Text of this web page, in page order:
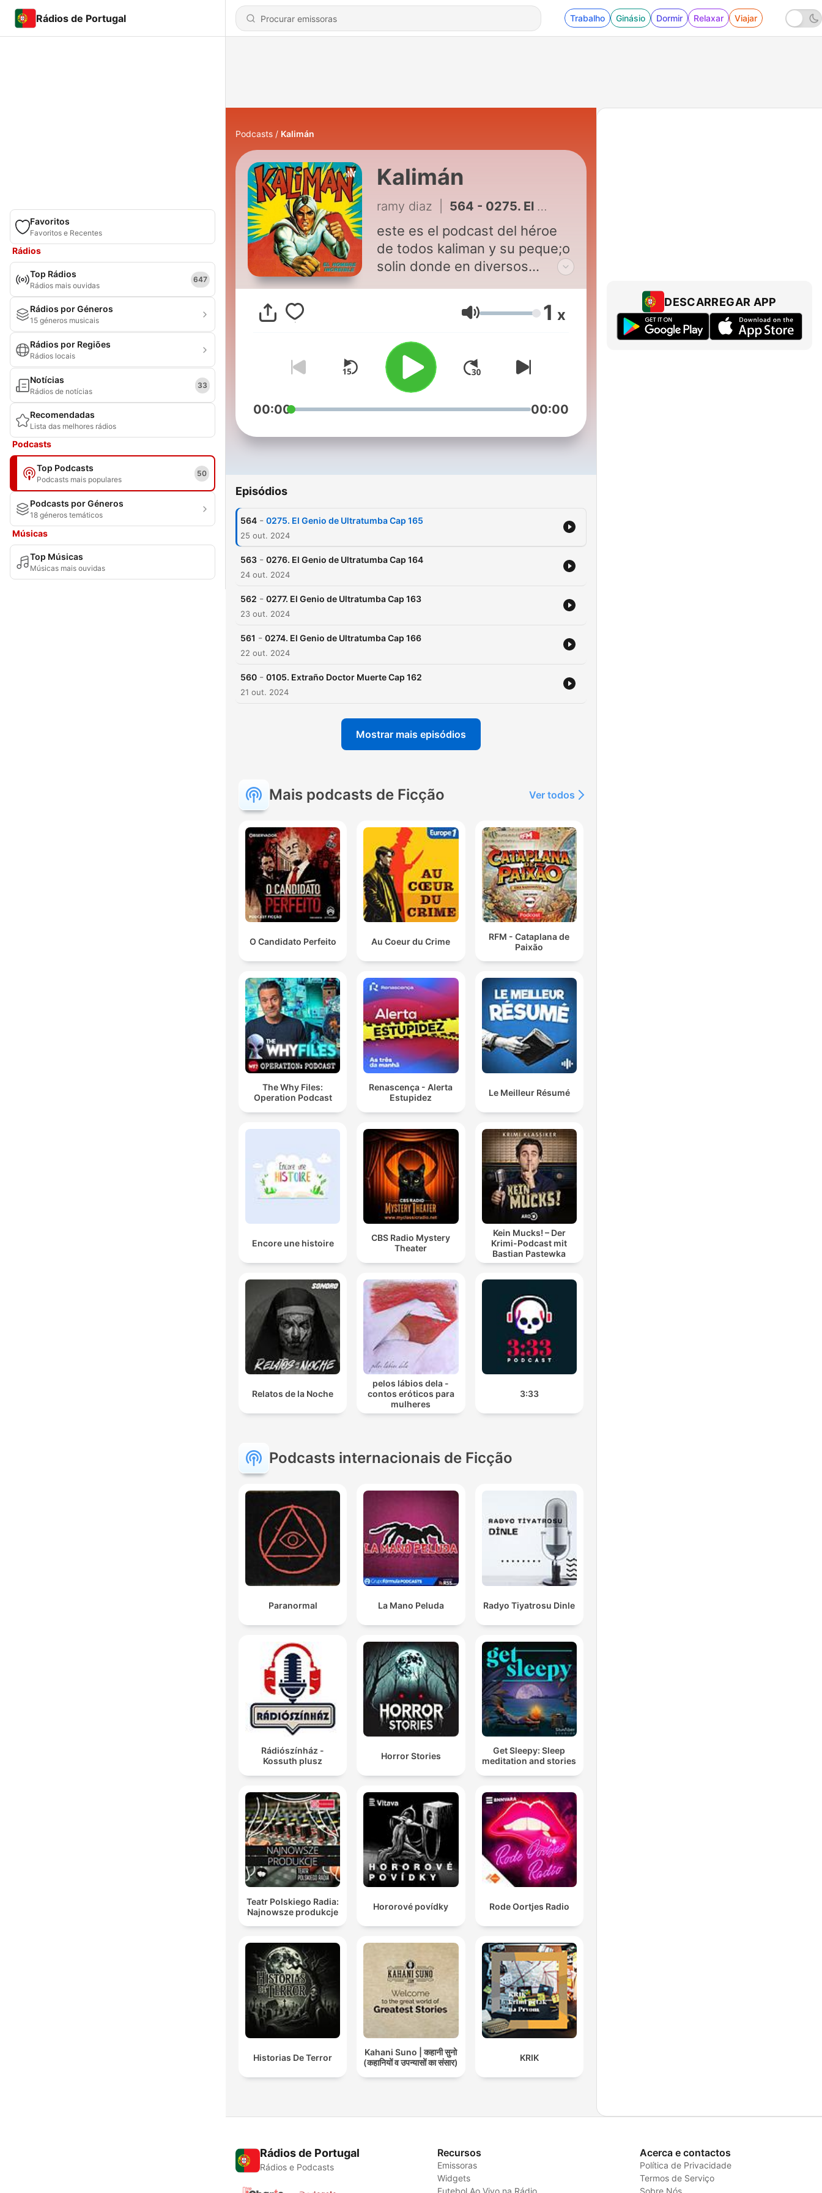
Rádios de Portugal Trabalho Ginásio Dormir Relaxar Viajar
Favoritos
Favoritos e Recentes
Rádios
Top Rádios
Rádios mais ouvidas
647
Rádios por Géneros
15 géneros musicais
Rádios por Regiões
Rádios locais
Notícias
Rádios de notícias
33
Recomendadas
Lista das melhores rádios
Podcasts
Top Podcasts
Podcasts mais populares
50
Podcasts por Géneros
18 géneros temáticos
Músicas
Top Músicas
Músicas mais ouvidas
Podcasts Kalimán
Kalimán
ramy diaz 564 - 0275. El Genio de Ultratumba Cap 165
este es el podcast del héroe
de todos kaliman y su peque;o
solin donde en diversos
lugares mas recónditos para
enfrentar a todos los villanos
mundial
Volume 1 x
00:00 00:00
Episódios
564 - 0275. El Genio de Ultratumba Cap 165
25 out. 2024
563 - 0276. El Genio de Ultratumba Cap 164
24 out. 2024
562 - 0277. El Genio de Ultratumba Cap 163
23 out. 2024
561 - 0274. El Genio de Ultratumba Cap 166
22 out. 2024
560 - 0105. Extraño Doctor Muerte Cap 162
21 out. 2024
Mostrar mais episódios
Mais podcasts de Ficção Ver todos
O Candidato Perfeito Au Coeur du Crime
RFM - Cataplana de
Paixão
The Why Files:
Operation Podcast
Renascença - Alerta
Estupidez
Le Meilleur Résumé
Encore une histoire
CBS Radio Mystery
Theater
Kein Mucks! – Der
Krimi-Podcast mit
Bastian Pastewka
Relatos de la Noche
pelos lábios dela -
contos eróticos para
mulheres
3:33
Podcasts internacionais de Ficção
Paranormal La Mano Peluda Radyo Tiyatrosu Dinle
Rádiószínház -
Kossuth plusz
Horror Stories
Get Sleepy: Sleep
meditation and stories
Teatr Polskiego Radia:
Najnowsze produkcje
Hororové povídky Rode Oortjes Radio
Historias De Terror
Kahani Suno | कहानी सुनो
(कहानियों व उपन्यासों का संसार)
KRIK
DESCARREGAR APP
Rádios de Portugal
Rádios e Podcasts
Recursos
Emissoras
Widgets
Futebol Ao Vivo na Rádio
Acerca e contactos
Política de Privacidade
Termos de Serviço
Sobre Nós